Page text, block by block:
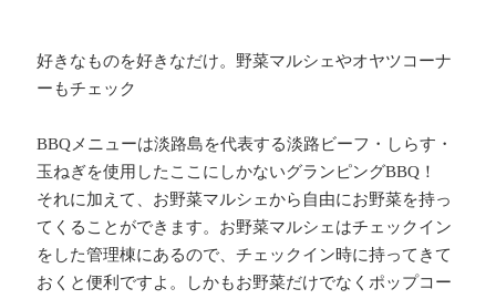
好きなものを好きなだけ。野菜マルシェやオヤツコーナ
ーもチェック
BBQ メニューは淡路島を代表する淡路ビーフ・しらす・
玉ねぎを使用したここにしかないグランピングBBQ ！
それに加えて、お野菜マルシェから自由にお野菜を持っ
てくることができます。お野菜マルシェはチェックイン
をした管理棟にあるので、チェックイン時に持ってきて
おくと便利ですよ。しかもお野菜だけでなくポップコー